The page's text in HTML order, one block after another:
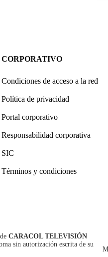
CORPORATIVO
Condiciones de acceso a la red
Política de privacidad
Portal corporativo
Responsabilidad corporativa
SIC
Términos y condiciones
de CARACOL TELEVISIÓN
sin autorización escrita de su